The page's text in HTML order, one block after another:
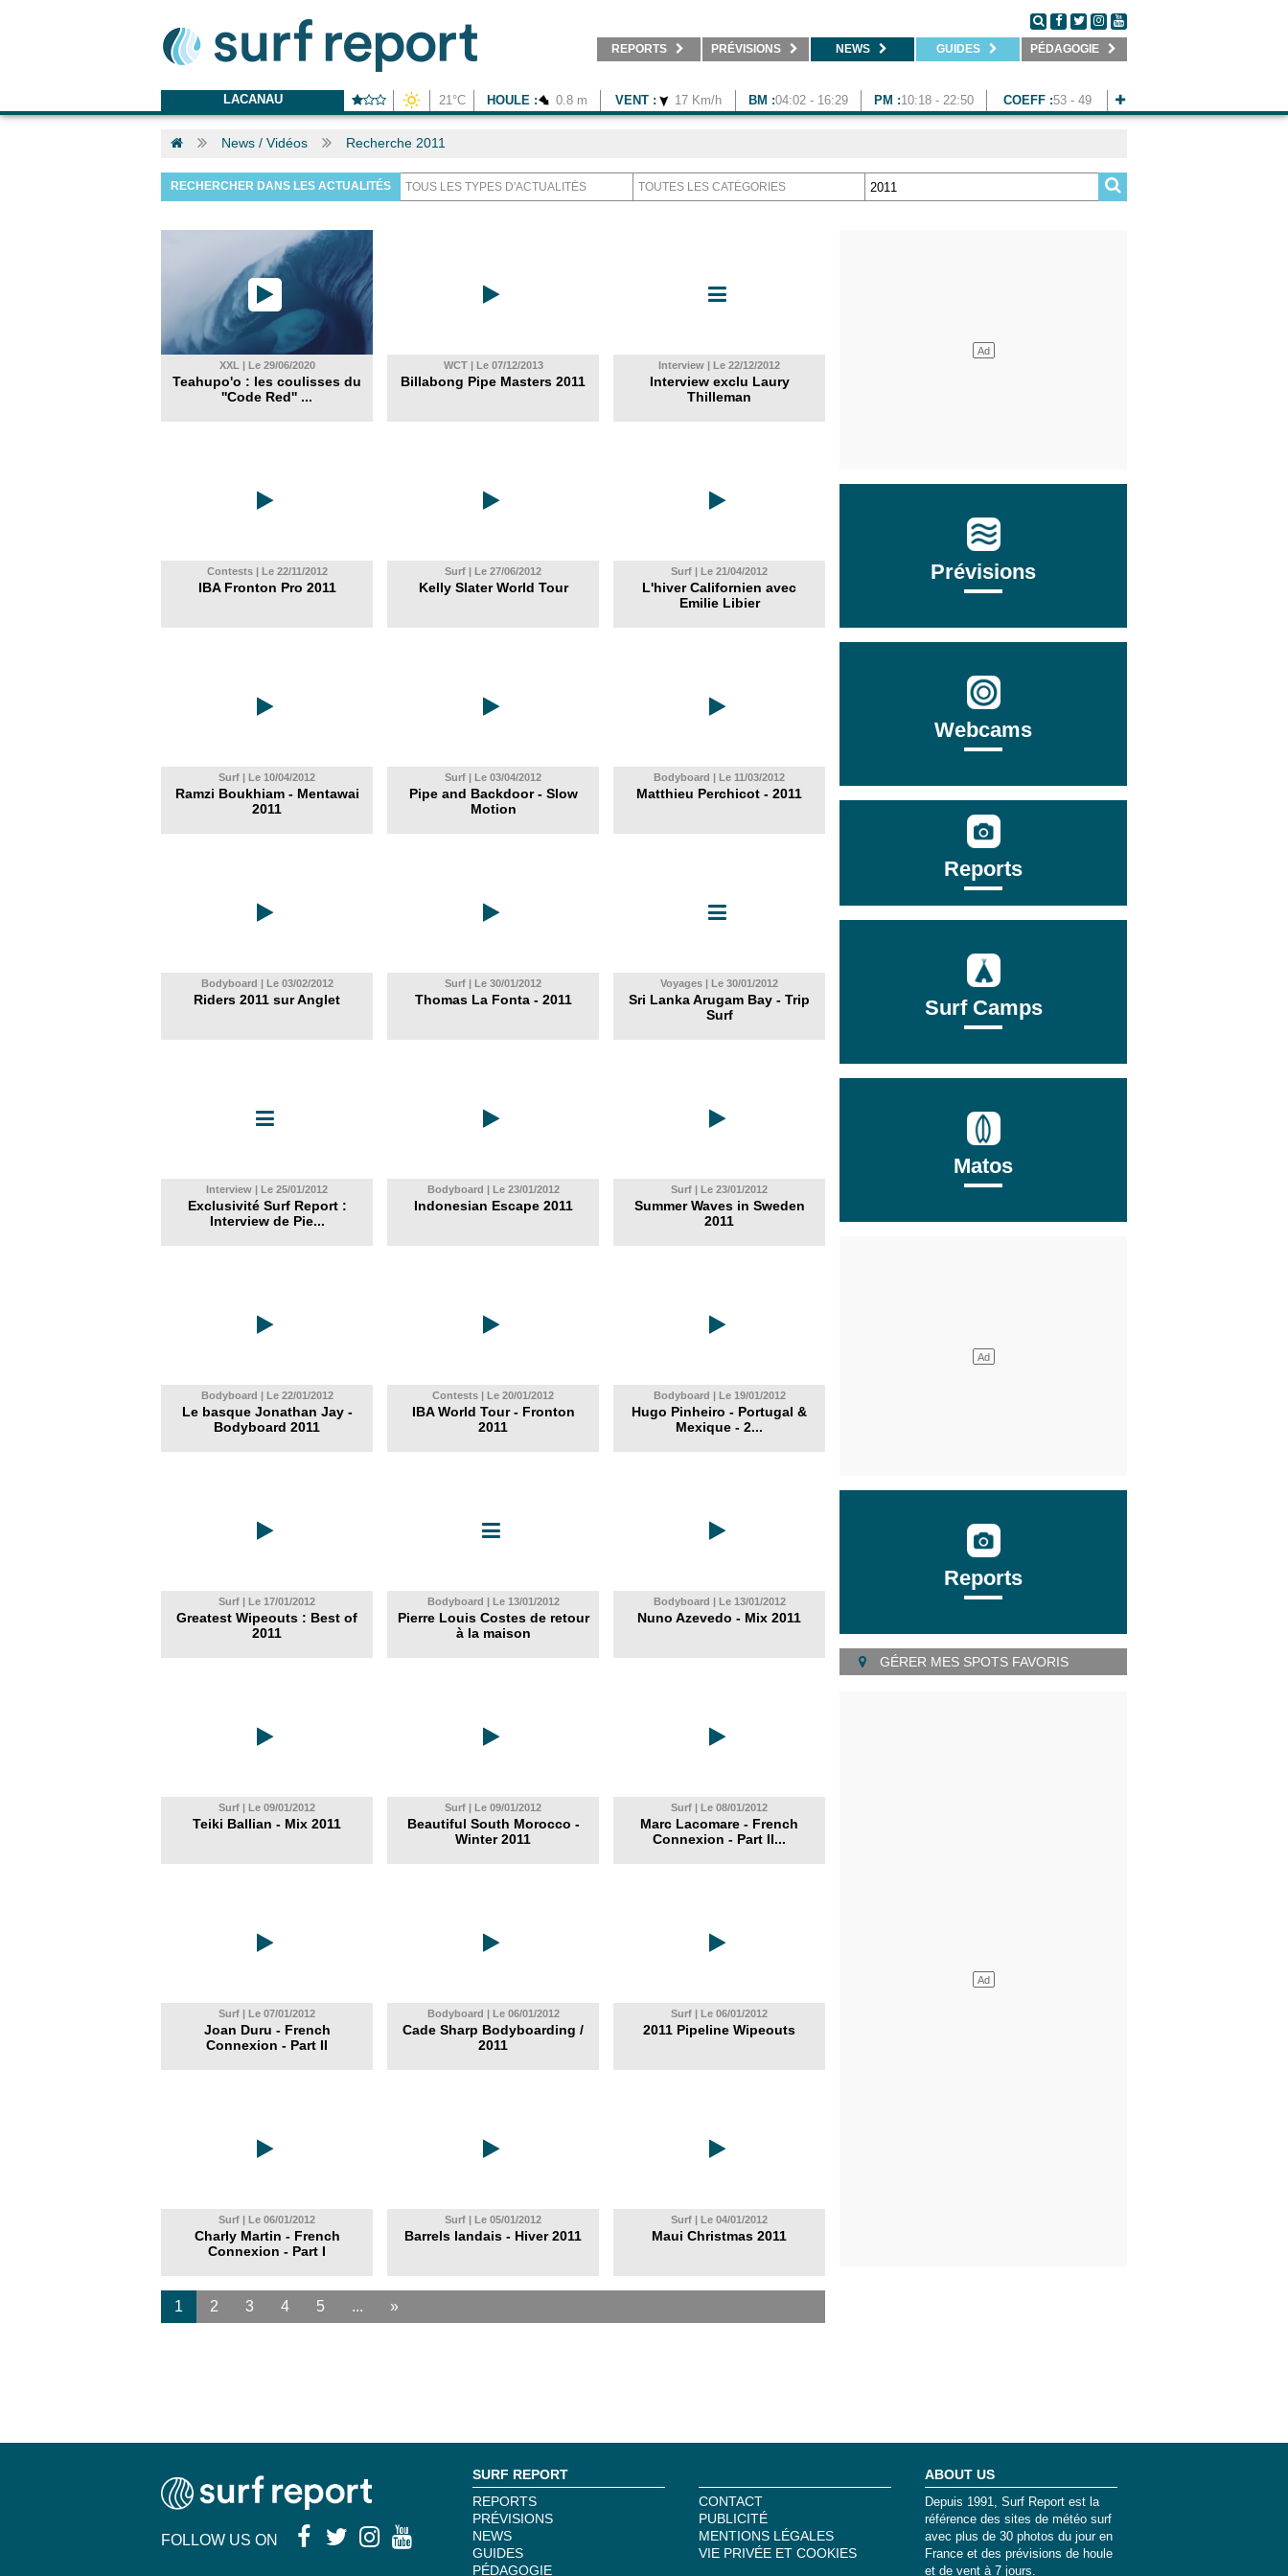
REPORTS PRÉVISIONS NEWS GUIDES PÉDAGOGIE
LACANAU 21°C HOULE : 0.8 m VENT : 17 Km/h BM :04:02 - 16:29 PM :10:18 - 22:50 COEFF :53 - 49
News / Vidéos Recherche 2011
RECHERCHER DANS LES ACTUALITÉS
XXL | Le 29/06/2020
Teahupo'o : les coulisses du
''Code Red'' ...
WCT | Le 07/12/2013
Billabong Pipe Masters 2011
Interview | Le 22/12/2012
Interview exclu Laury
Thilleman
Contests | Le 22/11/2012
IBA Fronton Pro 2011
Surf | Le 27/06/2012
Kelly Slater World Tour
Surf | Le 21/04/2012
L'hiver Californien avec
Emilie Libier
Surf | Le 10/04/2012
Ramzi Boukhiam - Mentawai
2011
Surf | Le 03/04/2012
Pipe and Backdoor - Slow
Motion
Bodyboard | Le 11/03/2012
Matthieu Perchicot - 2011
Bodyboard | Le 03/02/2012
Riders 2011 sur Anglet
Surf | Le 30/01/2012
Thomas La Fonta - 2011
Voyages | Le 30/01/2012
Sri Lanka Arugam Bay - Trip
Surf
Interview | Le 25/01/2012
Exclusivité Surf Report :
Interview de Pie...
Bodyboard | Le 23/01/2012
Indonesian Escape 2011
Surf | Le 23/01/2012
Summer Waves in Sweden
2011
Bodyboard | Le 22/01/2012
Le basque Jonathan Jay -
Bodyboard 2011
Contests | Le 20/01/2012
IBA World Tour - Fronton
2011
Bodyboard | Le 19/01/2012
Hugo Pinheiro - Portugal &
Mexique - 2...
Surf | Le 17/01/2012
Greatest Wipeouts : Best of
2011
Bodyboard | Le 13/01/2012
Pierre Louis Costes de retour
à la maison
Bodyboard | Le 13/01/2012
Nuno Azevedo - Mix 2011
Surf | Le 09/01/2012
Teiki Ballian - Mix 2011
Surf | Le 09/01/2012
Beautiful South Morocco -
Winter 2011
Surf | Le 08/01/2012
Marc Lacomare - French
Connexion - Part II...
Surf | Le 07/01/2012
Joan Duru - French
Connexion - Part II
Bodyboard | Le 06/01/2012
Cade Sharp Bodyboarding /
2011
Surf | Le 06/01/2012
2011 Pipeline Wipeouts
Surf | Le 06/01/2012
Charly Martin - French
Connexion - Part I
Surf | Le 05/01/2012
Barrels landais - Hiver 2011
Surf | Le 04/01/2012
Maui Christmas 2011
1 2 3 4 5 ... »
Prévisions
Webcams
Reports
Surf Camps
Matos
Reports
GÉRER MES SPOTS FAVORIS
FOLLOW US ON
SURF REPORT
REPORTS
PRÉVISIONS
NEWS
GUIDES
PÉDAGOGIE
CONTACT
PUBLICITÉ
MENTIONS LÉGALES
VIE PRIVÉE ET COOKIES
ABOUT US
Depuis 1991, Surf Report est la
référence des sites de météo surf
avec plus de 30 photos du jour en
France et des prévisions de houle
et de vent à 7 jours.